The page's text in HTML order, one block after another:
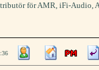
för AMR, iFi-Audio,